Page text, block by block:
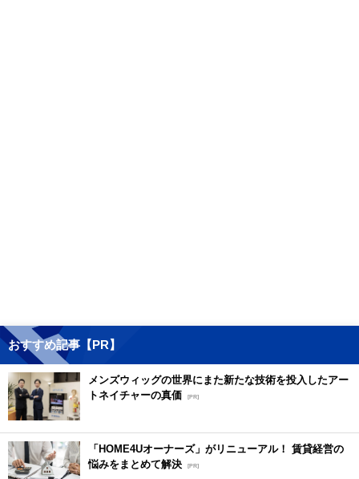
おすすめ記事【PR】
メンズウィッグの世界にまた新たな技術を投入したアー
トネイチャーの真価 [PR]
「HOME4Uオーナーズ」がリニューアル！ 賃貸経営の
悩みをまとめて解決 [PR]